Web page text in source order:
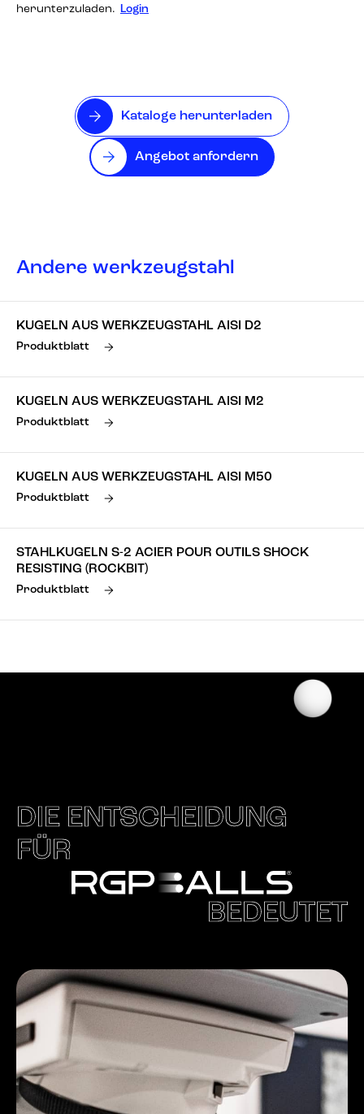
herunterzuladen. Login
Kataloge herunterladen
Angebot anfordern
Andere werkzeugstahl
KUGELN AUS WERKZEUGSTAHL AISI D2
Produktblatt
KUGELN AUS WERKZEUGSTAHL AISI M2
Produktblatt
KUGELN AUS WERKZEUGSTAHL AISI M50
Produktblatt
STAHLKUGELN S-2 ACIER POUR OUTILS SHOCK
RESISTING (ROCKBIT)
Produktblatt
DIE ENTSCHEIDUNG
FÜR
BEDEUTET